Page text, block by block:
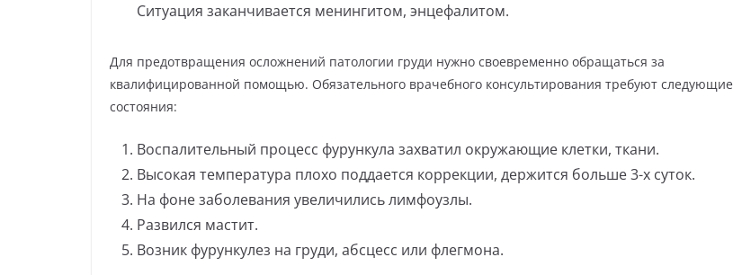
Ситуация заканчивается менингитом, энцефалитом.
Для предотвращения осложнений патологии груди нужно своевременно обращаться за
квалифицированной помощью. Обязательного врачебного консультирования требуют следующие
состояния:
Воспалительный процесс фурункула захватил окружающие клетки, ткани.
Высокая температура плохо поддается коррекции, держится больше 3-х суток.
На фоне заболевания увеличились лимфоузлы.
Развился мастит.
Возник фурункулез на груди, абсцесс или флегмона.